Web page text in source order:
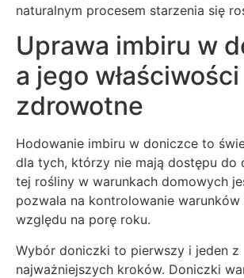
naturalnym procesem starzenia się
Uprawa imbiru w
a jego właściwości
zdrowotne
Hodowanie imbiru w doniczce to
dla tych, którzy nie mają dostępu do
tej rośliny w warunkach domowych
pozwala na kontrolowanie
względu na porę roku.
Wybór doniczki to pierwszy i jeden z
najważniejszych kroków. Doniczki